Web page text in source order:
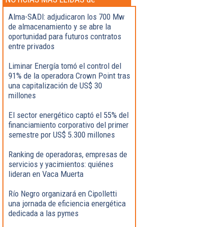
Actualidad
Alma-SADI: adjudicaron los 700 Mw
de almacenamiento y se abre la
oportunidad para futuros contratos
entre privados
Liminar Energía tomó el control del
91% de la operadora Crown Point tras
una capitalización de US$ 30
millones
El sector energético captó el 55% del
financiamiento corporativo del primer
semestre por US$ 5.300 millones
Ranking de operadoras, empresas de
servicios y yacimientos: quiénes
lideran en Vaca Muerta
Río Negro organizará en Cipolletti
una jornada de eficiencia energética
dedicada a las pymes